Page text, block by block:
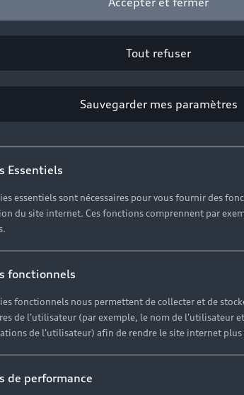
Tout refuser
Sauvegarder mes paramètres
Essentiels
essentiels sont nécessaires pour vous fournir des
du site internet. Ces fonctions comprennent par
fonctionnels
fonctionnels nous permettent de collecter et de
de l'utilisateur (par exemple, le nom de l'utilisateur
de l'utilisateur) afin de rendre le site internet plus
de performance